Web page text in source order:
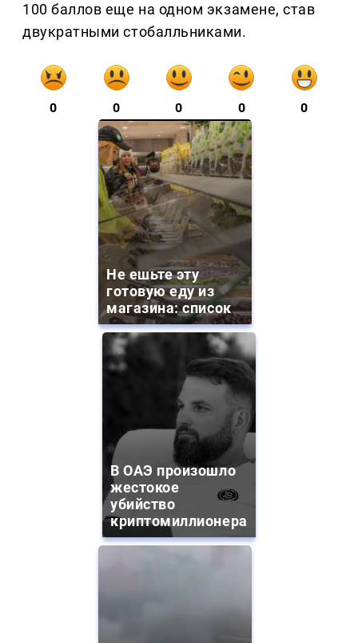
100 баллов еще на одном экзамене, став
двукратными стобалльниками.
0 0 0 0 0
Не ешьте эту
готовую еду из
магазина: список
В ОАЭ произошло
жестокое
убийство
криптомиллионера